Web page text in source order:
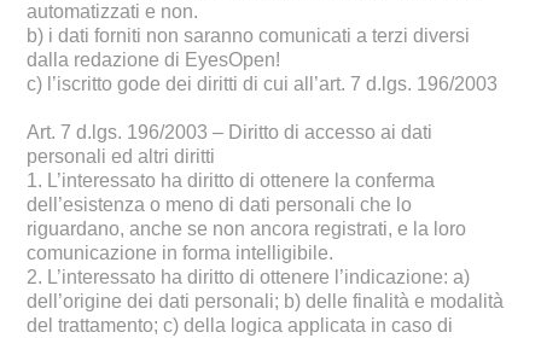
automatizzati e non.
b) i dati forniti non saranno comunicati a terzi diversi
dalla redazione di EyesOpen!
c) l’iscritto gode dei diritti di cui all’art. 7 d.lgs. 196/2003
Art. 7 d.lgs. 196/2003 – Diritto di accesso ai dati
personali ed altri diritti
1. L’interessato ha diritto di ottenere la conferma
dell’esistenza o meno di dati personali che lo
riguardano, anche se non ancora registrati, e la loro
comunicazione in forma intelligibile.
2. L’interessato ha diritto di ottenere l’indicazione: a)
dell’origine dei dati personali; b) delle finalità e modalità
del trattamento; c) della logica applicata in caso di